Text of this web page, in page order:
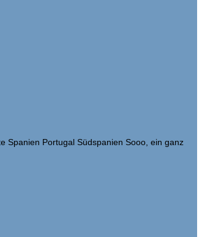
Spanien Portugal Südspanien Sooo, ein ganz